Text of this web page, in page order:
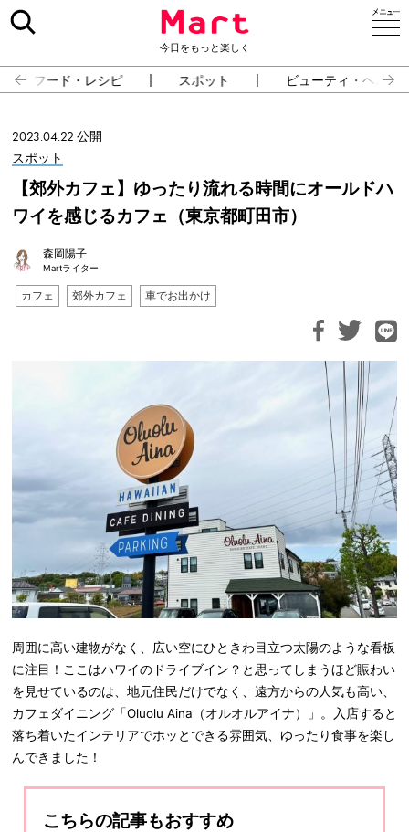
今日をもっと楽しく
フード・レシピ スポット ビューティ・ヘルス
2023.04.22 公開
スポット
【郊外カフェ】ゆったり流れる時間にオールドハ
ワイを感じるカフェ（東京都町田市）
森岡陽子
Martライター
カフェ 郊外カフェ 車でお出かけ
周囲に高い建物がなく、広い空にひときわ目立つ太陽のような看板
に注目！ここはハワイのドライブイン？と思ってしまうほど賑わい
を見せているのは、地元住民だけでなく、遠方からの人気も高い、
カフェダイニング「Oluolu Aina（オルオルアイナ）」。入店すると
落ち着いたインテリアでホッとできる雰囲気、ゆったり食事を楽し
んできました！
こちらの記事もおすすめ